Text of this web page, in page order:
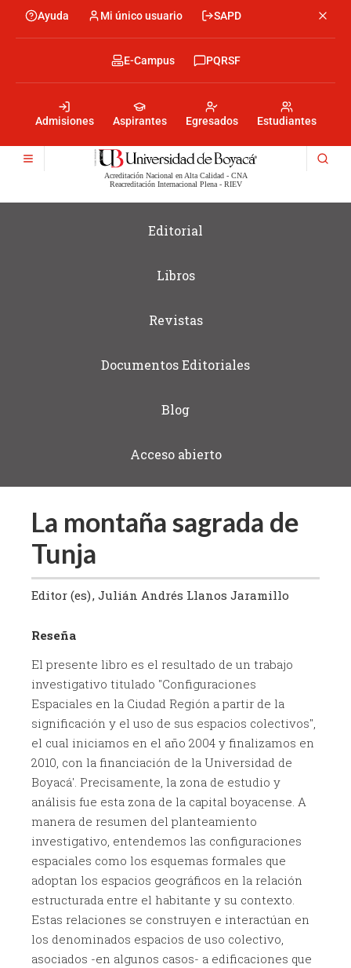
contenido
Menu
encabezado
Ayuda Mi único usuario SAPD
encabezado
Admisiones Aspirantes Egresados Estudiantes
Menu
encabezado
-
Derecha
E-Campus PQRSF
Menú
Acreditación Nacional en Alta Calidad - CNA
Reacreditación Internacional Plena - RIEV
Editorial
Libros
Revistas
Documentos Editoriales
Blog
Acceso abierto
La montaña sagrada de
Tunja
Editor (es) Julián Andrés Llanos Jaramillo
Reseña
El presente libro es el resultado de un trabajo
investigativo titulado "Configuraciones
Espaciales en la Ciudad Región a partir de la
significación y el uso de sus espacios colectivos",
el cual iniciamos en el año 2004 y finalizamos en
2010, con la financiación de la Universidad de
Boyacá'. Precisamente, la zona de estudio y
análisis fue esta zona de la capital boyacense. A
manera de resumen del planteamiento
investigativo, entendemos las configuraciones
espaciales como los esquemas formales que
adoptan los espacios geográficos en la relación
estructurada entre el habitante y su contexto.
Estas relaciones se construyen e interactúan en
los denominados espacios de uso colectivo,
asociados -en algunos casos- a edificaciones que